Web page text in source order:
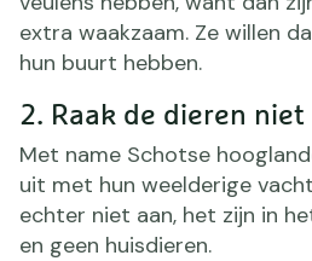
extra waakzaam. Ze willen
hun buurt hebben.
2. Raak de dieren niet
Met name Schotse
uit met hun weelderige
echter niet aan, het zijn in
en geen huisdieren.